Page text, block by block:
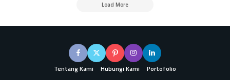
Load More
Tentang Kami Hubungi Kami Portofolio